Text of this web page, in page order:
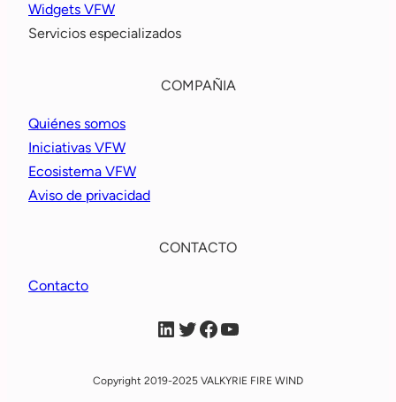
Widgets VFW
Servicios especializados
COMPAÑIA
Quiénes somos
Iniciativas VFW
Ecosistema VFW
Aviso de privacidad
CONTACTO
Contacto
VFW Linkein VFW X VFW Facebook VFW YouTube
Copyright 2019-2025 VALKYRIE FIRE WIND